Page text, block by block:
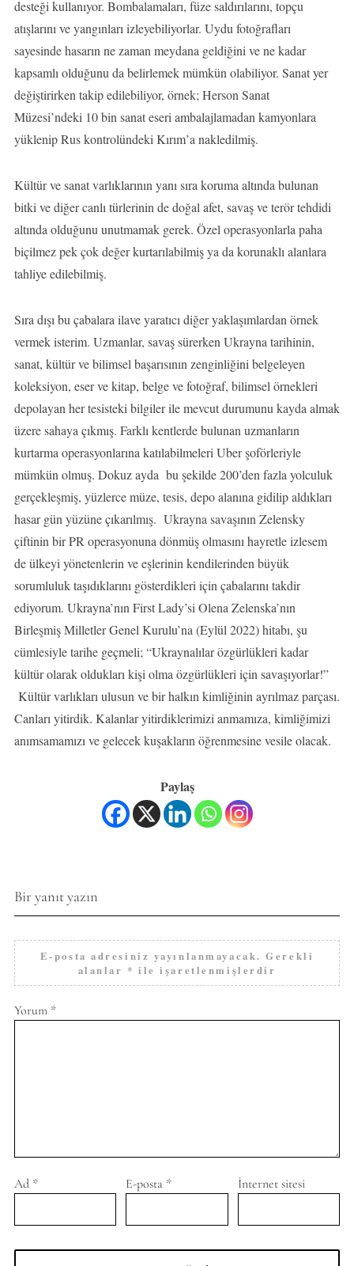
desteği kullanıyor. Bombalamaları, füze saldırılarını, topçu
atışlarını ve yangınları izleyebiliyorlar. Uydu fotoğrafları
sayesinde hasarın ne zaman meydana geldiğini ve ne kadar
kapsamlı olduğunu da belirlemek mümkün olabiliyor. Sanat yer
değiştirirken takip edilebiliyor, örnek; Herson Sanat
Müzesi’ndeki 10 bin sanat eseri ambalajlamadan kamyonlara
yüklenip Rus kontrolündeki Kırım’a nakledilmiş.
Kültür ve sanat varlıklarının yanı sıra koruma altında bulunan
bitki ve diğer canlı türlerinin de doğal afet, savaş ve terör tehdidi
altında olduğunu unutmamak gerek. Özel operasyonlarla paha
biçilmez pek çok değer kurtarılabilmiş ya da korunaklı alanlara
tahliye edilebilmiş.
Sıra dışı bu çabalara ilave yaratıcı diğer yaklaşımlardan örnek
vermek isterim. Uzmanlar, savaş sürerken Ukrayna tarihinin,
sanat, kültür ve bilimsel başarısının zenginliğini belgeleyen
koleksiyon, eser ve kitap, belge ve fotoğraf, bilimsel örnekleri
depolayan her tesisteki bilgiler ile mevcut durumunu kayda almak
üzere sahaya çıkmış. Farklı kentlerde bulunan uzmanların
kurtarma operasyonlarına katılabilmeleri Uber şoförleriyle
mümkün olmuş. Dokuz ayda bu şekilde 200’den fazla yolculuk
gerçekleşmiş, yüzlerce müze, tesis, depo alanına gidilip aldıkları
hasar gün yüzüne çıkarılmış. Ukrayna savaşının Zelensky
çiftinin bir PR operasyonuna dönmüş olmasını hayretle izlesem
de ülkeyi yönetenlerin ve eşlerinin kendilerinden büyük
sorumluluk taşıdıklarını gösterdikleri için çabalarını takdir
ediyorum. Ukrayna’nın First Lady’si Olena Zelenska’nın
Birleşmiş Milletler Genel Kurulu’na (Eylül 2022) hitabı, şu
cümlesiyle tarihe geçmeli; “Ukraynalılar özgürlükleri kadar
kültür olarak oldukları kişi olma özgürlükleri için savaşıyorlar!”
Kültür varlıkları ulusun ve bir halkın kimliğinin ayrılmaz parçası.
Canları yitirdik. Kalanlar yitirdiklerimizi anmamıza, kimliğimizi
anımsamamızı ve gelecek kuşakların öğrenmesine vesile olacak.
Paylaş
Bir yanıt yazın
E-posta adresiniz yayınlanmayacak. Gerekli
alanlar * ile işaretlenmişlerdir
Yorum *
Ad * E-posta * İnternet sitesi